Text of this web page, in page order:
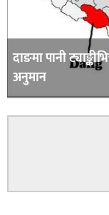
दाङमा पानी
अनुमान